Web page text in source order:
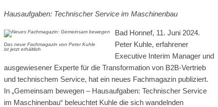
Hausaufgaben: Technischer Service im Maschinenbau
Das neue Fachmagazin von Peter Kuhle
ist jetzt erhältlich
Bad Honnef, 11. Juni 2024.
Peter Kuhle, erfahrener
Executive Interim Manager und
ausgewiesener Experte für die Transformation von B2B-Vertrieb
und technischem Service, hat ein neues Fachmagazin publiziert.
In „Gemeinsam bewegen – Hausaufgaben: Technischer Service
im Maschinenbau“ beleuchtet Kuhle die sich wandelnden